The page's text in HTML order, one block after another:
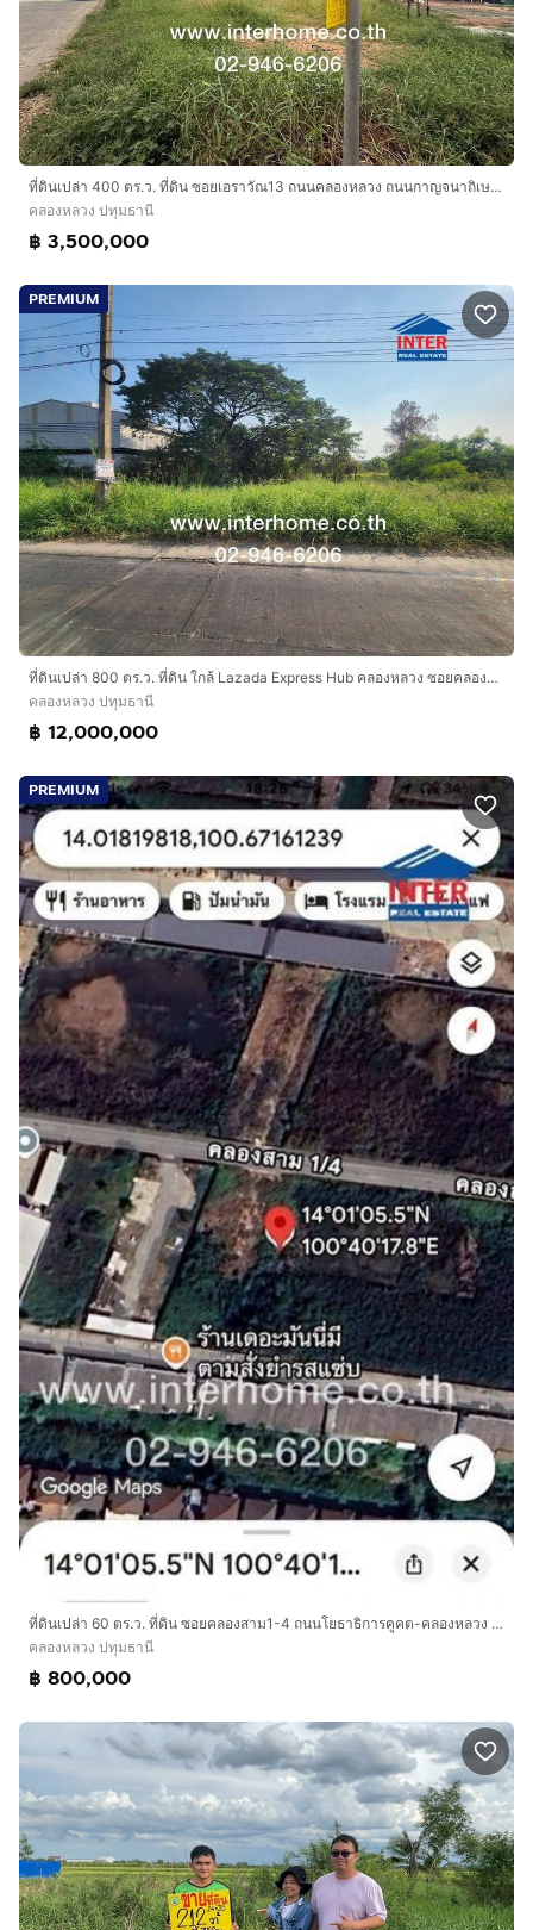
ที่ดินเปล่า 400 ตร.ว. ที่ดิน ซอยเอราวัณ13 ถนนคลองหลวง ถนนกาญจนาถิเษก ถนนคลองหลวง คลองหลวง ปทุมธานี
คลองหลวง ปทุมธานี
฿ 3,500,000
PREMIUM
ที่ดินเปล่า 800 ตร.ว. ที่ดิน ใกล้ Lazada Express Hub คลองหลวง ซอยคลองสี่ตะวันออก47 ถนนกาญจนาภิเษก ถนนคลองสี่ คลองหลวง ปทุมธานี
คลองหลวง ปทุมธานี
฿ 12,000,000
PREMIUM
ที่ดินเปล่า 60 ตร.ว. ที่ดิน ซอยคลองสาม1-4 ถนนโยธาธิการคูคต-คลองหลวง ถนนคลองแอน คลองหลวง ปทุมธานี
คลองหลวง ปทุมธานี
฿ 800,000